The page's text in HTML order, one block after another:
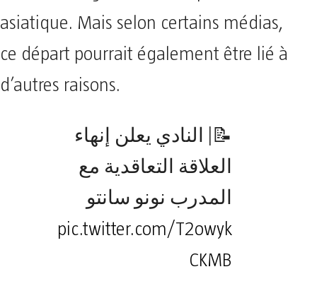
asiatique. Mais selon certains médias,
ce départ pourrait également être lié à
d’autres raisons.
📝| النادي يعلن إنهاء
العلاقة التعاقدية مع
المدرب نونو سانتو
pic.twitter.com/T2owyk
CKMB